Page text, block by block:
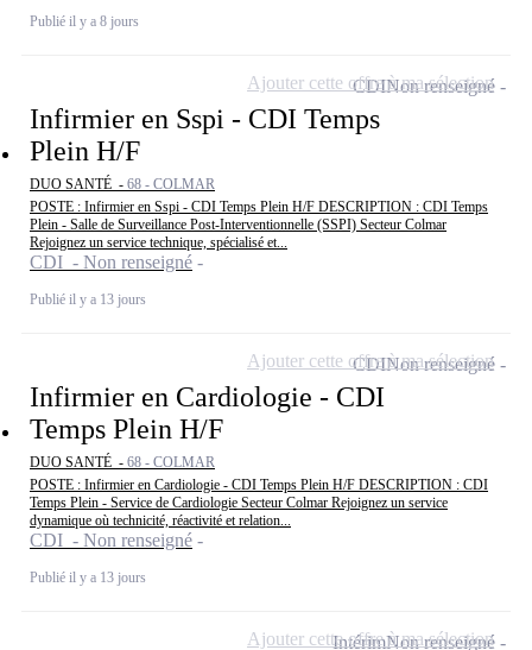
Publié il y a 8 jours
Infirmier en Sspi - CDI Temps
Plein H/F
DUO SANTÉ - 68 - COLMAR
POSTE : Infirmier en Sspi - CDI Temps Plein H/F DESCRIPTION : CDI Temps
Plein - Salle de Surveillance Post-Interventionnelle (SSPI) Secteur Colmar
Rejoignez un service technique, spécialisé et...
CDI - Non renseigné
Publié il y a 13 jours
CDINon renseigné
Ajouter cette offre à ma sélection
Infirmier en Cardiologie - CDI
Temps Plein H/F
DUO SANTÉ - 68 - COLMAR
POSTE : Infirmier en Cardiologie - CDI Temps Plein H/F DESCRIPTION : CDI
Temps Plein - Service de Cardiologie Secteur Colmar Rejoignez un service
dynamique où technicité, réactivité et relation...
CDI - Non renseigné
Publié il y a 13 jours
CDINon renseigné
Ajouter cette offre à ma sélection
IntérimNon renseigné
Ajouter cette offre à ma sélection